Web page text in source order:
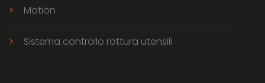
Motion
Sistema controllo rottura utensili